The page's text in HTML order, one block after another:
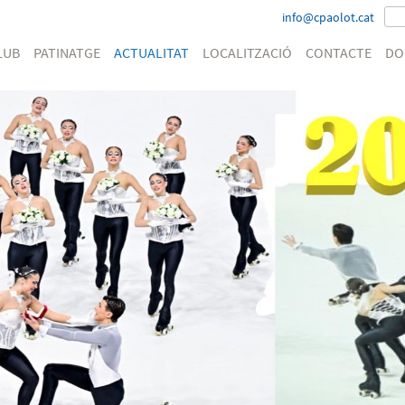
info@cpaolot.cat
PATINATGE ACTUALITAT LOCALITZACIÓ CONTACTE